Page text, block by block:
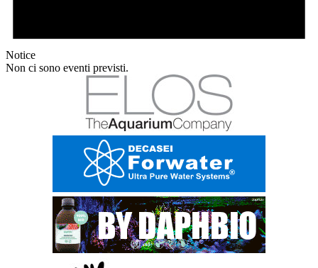
Notice
Non ci sono eventi previsti.